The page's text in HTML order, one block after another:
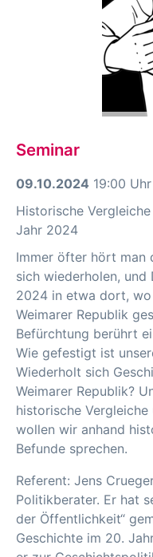
Seminar
09.10.2024 19:00 Uhr
Historische
Jahr 2024
Immer öfter hört man
sich wiederholen, und
2024 in etwa dort,
Weimarer Republik
Befürchtung berührt
Wie gefestigt ist
Wiederholt sich
Weimarer Republik?
historische
wollen wir anhand
Befunde sprechen.
Referent: Jens
Politikberater. Er hat
der Öffentlichkeit“
Geschichte im 20.